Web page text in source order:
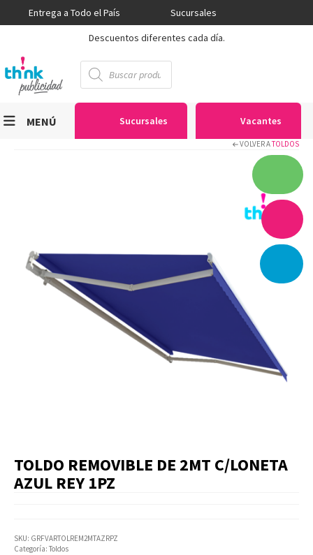
Entrega a Todo el País
Sucursales
Descuentos diferentes cada día.
Búsqueda
de
productos
Sucursales Vacantes
MENÚ
Textiles
Equipos
Artículos Varios
Catálogos
VOLVER ATOLDOS
TOLDO REMOVIBLE DE 2MT C/LONETA
AZUL REY 1PZ
SKU: GRFVARTOLREM2MTAZRPZ
Categoría: Toldos